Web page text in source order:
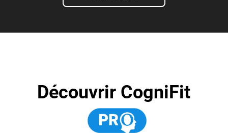
Découvrir CogniFit